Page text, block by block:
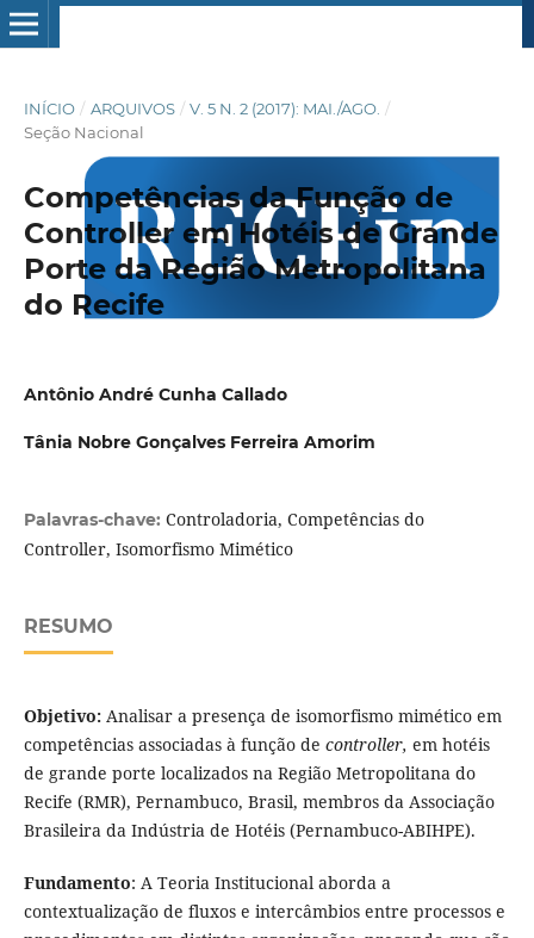
INÍCIO / ARQUIVOS / V. 5 N. 2 (2017): MAI./AGO. /
Seção Nacional
Competências da Função de
Controller em Hotéis de Grande
Porte da Região Metropolitana
do Recife
Antônio André Cunha Callado
Tânia Nobre Gonçalves Ferreira Amorim
Palavras-chave: Controladoria, Competências do
Controller, Isomorfismo Mimético
RESUMO
Objetivo:Analisar a presença de isomorfismo mimético em
competências associadas à função de controller, em hotéis
de grande porte localizados na Região Metropolitana do
Recife (RMR), Pernambuco, Brasil, membros da Associação
Brasileira da Indústria de Hotéis (Pernambuco-ABIHPE).
Fundamento: A Teoria Institucional aborda a
contextualização de fluxos e intercâmbios entre processos e